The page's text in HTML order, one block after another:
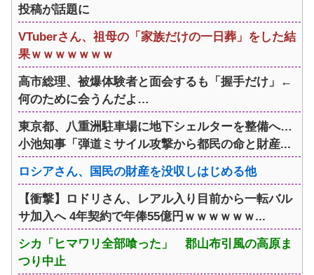
投稿が話題に
VTuberさん、祖母の「家族だけの一日葬」をした結
果ｗｗｗｗｗｗｗ
高市総理、被爆体験者と面会するも「握手だけ」←
何のために会うんだよ…
東京都、八重洲駐車場に地下シェルターを整備へ…
小池知事「弾道ミサイル攻撃から都民の命と財産...
ロシアさん、国民の財産を没収しはじめる他
【衝撃】ロドリさん、レアル入り目前から一転バル
サ加入へ 4年契約で年俸55億円ｗｗｗｗｗｗ...
シカ「ヒマワリ全部喰った」 郡山布引風の高原ま
つり中止